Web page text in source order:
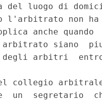
del luogo di
l'arbitrato non ha
anche quando
arbitrato siano
degli arbitri
collegio
un  segretario